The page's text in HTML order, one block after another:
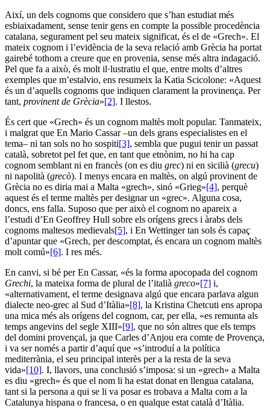
Així, un dels cognoms que considero que s’han estudiat més
esbiaixadament, sense tenir gens en compte la possible procedència
catalana, segurament pel seu mateix significat, és el de «Grech». El
mateix cognom i l’evidència de la seva relació amb Grècia ha portat
gairebé tothom a creure que en provenia, sense més altra indagació.
Pel que fa a això, és molt il·lustratiu el que, entre molts d’altres
exemples que m’estalvio, ens resumeix la Katia Scicolone: «Aquest
és un d’aquells cognoms que indiquen clarament la provinença. Per
tant, provinent de Grècia»[2]. I llestos.
És cert que «Grech» és un cognom maltès molt popular. Tanmateix,
i malgrat que En Mario Cassar –un dels grans especialistes en el
tema– ni tan sols no ho sospiti[3], sembla que pugui tenir un passat
català, sobretot pel fet que, en tant que etnònim, no hi ha cap
cognom semblant ni en francès (on es diu grec) ni en sicilià (grecu)
ni napolità (grecò). I menys encara en maltès, on algú provinent de
Grècia no es diria mai a Malta «grech», sinó «Grieg»[4], perquè
aquest és el terme maltès per designar un «grec». Alguna cosa,
doncs, ens falla. Suposo que per això el cognom no apareix a
l’estudi d’En Geoffrey Hull sobre els orígens grecs i àrabs dels
cognoms maltesos medievals[5], i En Wettinger tan sols és capaç
d’apuntar que «Grech, per descomptat, és encara un cognom maltès
molt comú»[6]. I res més.
En canvi, si bé per En Cassar, «és la forma apocopada del cognom
Grechi, la mateixa forma de plural de l’italià greco»[7] i,
«alternativament, el terme designava algú que encara parlava algun
dialecte neo-grec al Sud d’Itàlia»[8], la Kristina Chetcuti ens apropa
una mica més als orígens del cognom, car, per ella, «es remunta als
temps angevins del segle XIII»[9], que no són altres que els temps
del domini provençal, ja que Carles d’Anjou era comte de Provença,
i va ser només a partir d’aquí que «s’introduí a la política
mediterrània, el seu principal interès per a la resta de la seva
vida»[10]. I, llavors, una conclusió s’imposa: si un «grech» a Malta
es diu «grech» és que el nom li ha estat donat en llengua catalana,
tant si la persona a qui se li va posar es trobava a Malta com a la
Catalunya hispana o francesa, o en qualque estat català d’Itàlia.